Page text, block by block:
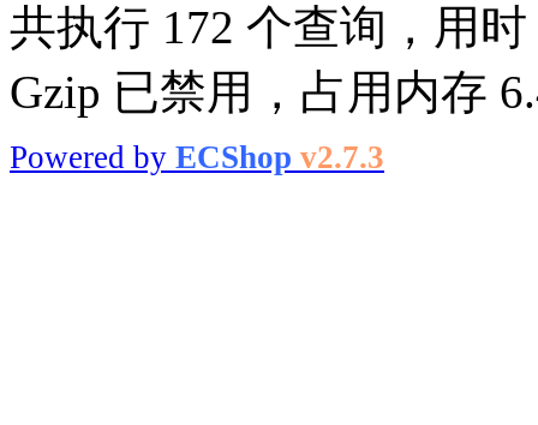
共执行 172 个查询，用
Gzip 已禁用，占用内存
Powered by ECShop v2.7.3